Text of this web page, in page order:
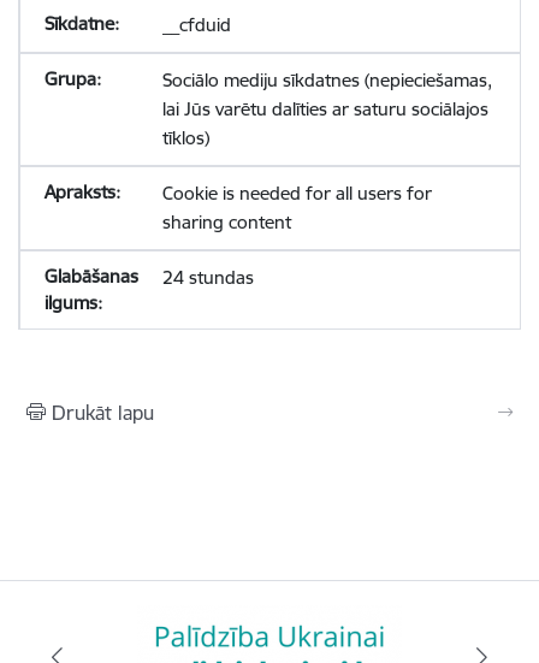
__cfduid
Sociālo mediju sīkdatnes (nepieciešamas,
lai Jūs varētu dalīties ar saturu sociālajos
tīklos)
Cookie is needed for all users for
sharing content
24 stundas
Drukāt lapu